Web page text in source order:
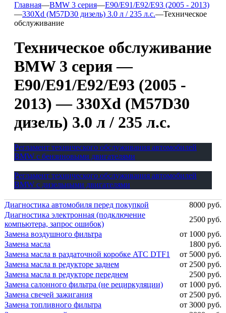
Главная—BMW 3 серия—E90/E91/E92/E93 (2005 - 2013)
—330Xd (M57D30 дизель) 3.0 л / 235 л.с.—Техническое
обслуживание
Техническое обслуживание
BMW 3 серия —
E90/E91/E92/E93 (2005 -
2013) — 330Xd (M57D30
дизель) 3.0 л / 235 л.с.
Регламент технического обслуживания автомобилей
BMW с бензиновыми двигателями
Регламент технического обслуживания автомобилей
BMW с дизельными двигателями
Диагностика автомобиля перед покупкой
8000 руб.
Диагностика электронная (подключение
компьютера, запрос ошибок)
2500 руб.
Замена воздушного фильтра
от 1000 руб.
Замена масла
1800 руб.
Замена масла в раздаточной коробке ATC DTF1
от 5000 руб.
Замена масла в редукторе заднем
от 2500 руб.
Замена масла в редукторе переднем
2500 руб.
Замена салонного фильтра (не рециркуляции)
от 1000 руб.
Замена свечей зажигания
от 2500 руб.
Замена топливного фильтра
от 3000 руб.